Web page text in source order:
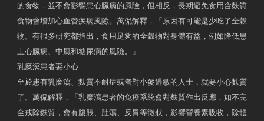
的食物，並不會影響患心臟病的風險，但相反，長期避免食用含麩質
食物會增加心血管疾病風險。萬侃解釋，「原因有可能是少吃了全穀
物。有很多研究都指出，食用足夠的全穀物對身體有益，例如降低患
上心臟病、中風和糖尿病的風險。」
乳糜瀉患者要小心
至於患有乳糜瀉、麩質不耐症或者對小麥過敏的人士，就要小心麩質
了。萬侃解釋，「乳糜瀉患者的免疫系統會對麩質作出反應，如不完
全戒除麩質，會有腹脹、肚瀉、反胃等徵狀，影響營養素吸收，除體